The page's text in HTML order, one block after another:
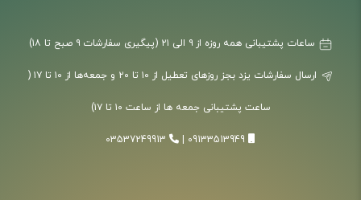
ارسال سفارشات یزد بجز روزهای تعطیل از ۱۰ تا ۲۰ و جمعه‌ها از ۱۰ تا ۱۷ (
ساعت پشتیبانی جمعه ها از ساعت ۱۰ تا ۱۷)
09133513949
03537249913